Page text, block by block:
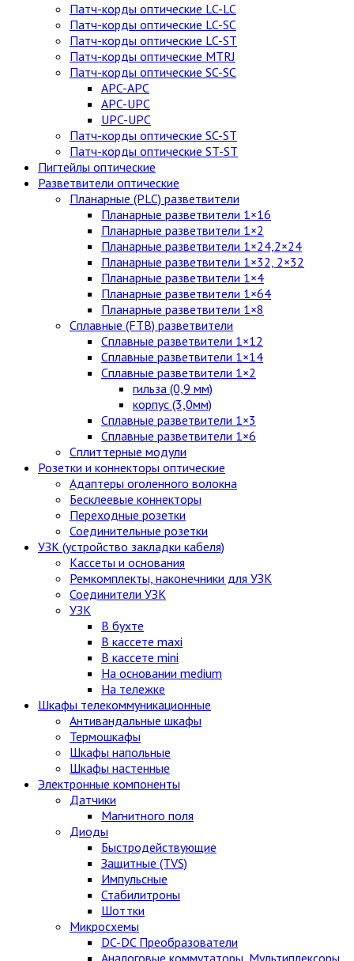
Патч-корды оптические LC-LC
Патч-корды оптические LC-SC
Патч-корды оптические LC-ST
Патч-корды оптические MTRJ
Патч-корды оптические SC-SC
APC-APC
APC-UPC
UPC-UPC
Патч-корды оптические SC-ST
Патч-корды оптические ST-ST
Пигтейлы оптические
Разветвители оптические
Планарные (PLC) разветвители
Планарные разветвители 1×16
Планарные разветвители 1×2
Планарные разветвители 1×24,2×24
Планарные разветвители 1×32, 2×32
Планарные разветвители 1×4
Планарные разветвители 1×64
Планарные разветвители 1×8
Сплавные (FTB) разветвители
Сплавные разветвители 1×12
Сплавные разветвители 1×14
Сплавные разветвители 1×2
гильза (0,9 мм)
корпус (3,0мм)
Сплавные разветвители 1×3
Сплавные разветвители 1×6
Сплиттерные модули
Розетки и коннекторы оптические
Адаптеры оголенного волокна
Бесклеевые коннекторы
Переходные розетки
Соединительные розетки
УЗК (устройство закладки кабеля)
Кассеты и основания
Ремкомплекты, наконечники для УЗК
Соединители УЗК
УЗК
В бухте
В кассете maxi
В кассете mini
На основании medium
На тележке
Шкафы телекоммуникационные
Антивандальные шкафы
Термошкафы
Шкафы напольные
Шкафы настенные
Электронные компоненты
Датчики
Магнитного поля
Диоды
Быстродействующие
Защитные (TVS)
Импульсные
Стабилитроны
Шоттки
Микросхемы
DC-DC Преобразователи
Аналоговые коммутаторы, Мультиплексоры,